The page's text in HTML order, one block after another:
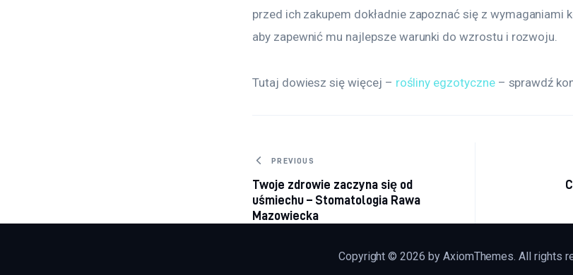
przed ich zakupem dokładnie zapoznać się z wymaganiami
aby zapewnić mu najlepsze warunki do wzrostu i rozwoju.
Tutaj dowiesz się więcej – rośliny egzotyczne – sprawdź
Nawigacja
wpisu
PREVIOUS
Twoje zdrowie zaczyna się od
uśmiechu – Stomatologia Rawa
Mazowiecka
Copyright © 2026 by AxiomThemes. All rights